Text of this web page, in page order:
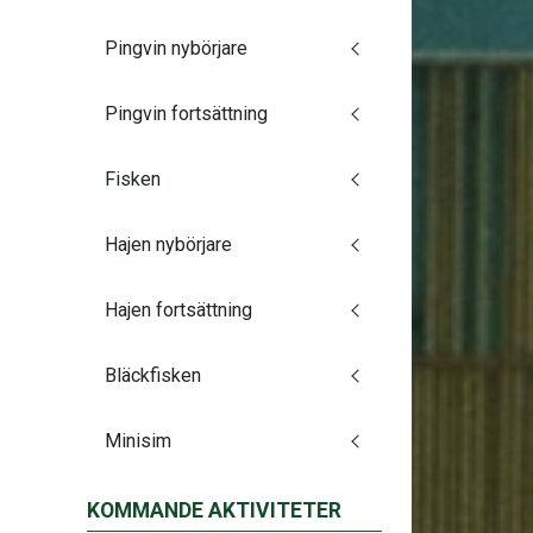
Pingvin nybörjare
Pingvin fortsättning
Fisken
Hajen nybörjare
Hajen fortsättning
Bläckfisken
Minisim
KOMMANDE AKTIVITETER